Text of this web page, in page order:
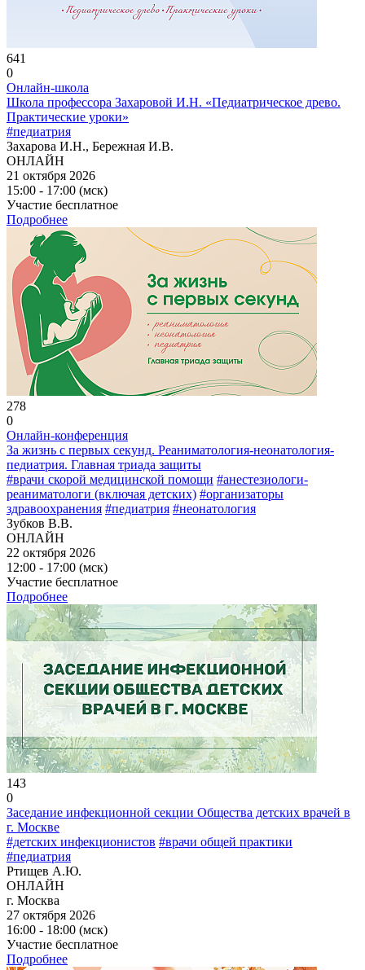
641
0
Онлайн-школа
Школа профессора Захаровой И.Н. «Педиатрическое древо.
Практические уроки»
#педиатрия
Захарова И.Н., Бережная И.В.
ОНЛАЙН
21 октября 2026
15:00 - 17:00 (мск)
Участие бесплатное
Подробнее
278
0
Онлайн-конференция
За жизнь с первых секунд. Реаниматология-неонатология-
педиатрия. Главная триада защиты
#врачи скорой медицинской помощи #анестезиологи-
реаниматологи (включая детских) #организаторы
здравоохранения #педиатрия #неонатология
Зубков В.В.
ОНЛАЙН
22 октября 2026
12:00 - 17:00 (мск)
Участие бесплатное
Подробнее
143
0
Заседание инфекционной секции Общества детских врачей в
г. Москве
#детских инфекционистов #врачи общей практики
#педиатрия
Ртищев А.Ю.
ОНЛАЙН
г. Москва
27 октября 2026
16:00 - 18:00 (мск)
Участие бесплатное
Подробнее